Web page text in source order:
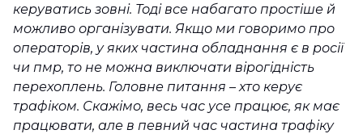
керуватись зовні. Тоді все набагато простіше й
можливо організувати. Якщо ми говоримо про
операторів, у яких частина обладнання є в росії
чи пмр, то не можна виключати вірогідність
перехоплень. Головне питання – хто керує
трафіком. Скажімо, весь час усе працює, як має
працювати, але в певний час частина трафіку